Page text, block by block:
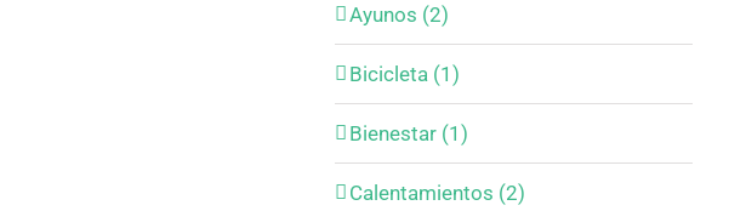
Ayunos (2)
Bicicleta (1)
Bienestar (1)
Calentamientos (2)